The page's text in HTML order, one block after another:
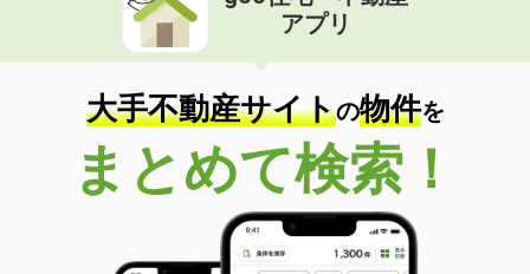
アプリ
大手不動産サイトの物件を
まとめて検索！